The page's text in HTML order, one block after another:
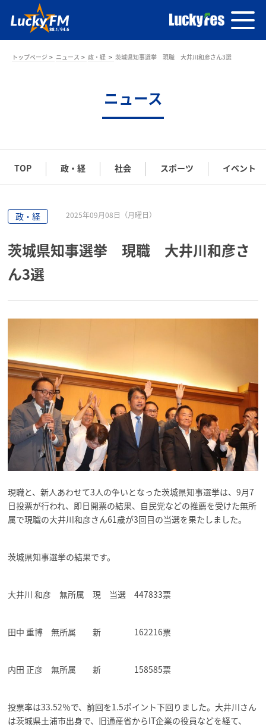
トップページ ニュース 政・経 茨城県知事選挙 現職 大井川和彦さん3選
ニュース
TOP 政・経 社会 スポーツ イベント
政・経 2025年09月08日（月曜日）
茨城県知事選挙 現職 大井川和彦さ
ん3選
現職と、新人あわせて3人の争いとなった茨城県知事選挙は、9月7
日投票が行われ、即日開票の結果、自民党などの推薦を受けた無所
属で現職の大井川和彦さん61歳が3回目の当選を果たしました。
茨城県知事選挙の結果です。
大井川 和彦 無所属 現 当選 447833票
田中 重博 無所属 新 162216票
内田 正彦 無所属 新 158585票
投票率は33.52％で、前回を1.5ポイント下回りました。大井川さん
は茨城県土浦市出身で、旧通産省からIT企業の役員などを経て、